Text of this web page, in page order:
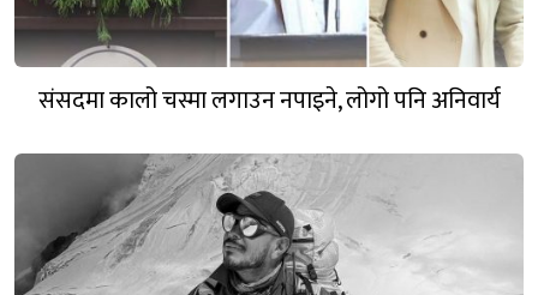
संसदमा कालो चस्मा लगाउन नपाइने, लोगो पनि अनिवार्य